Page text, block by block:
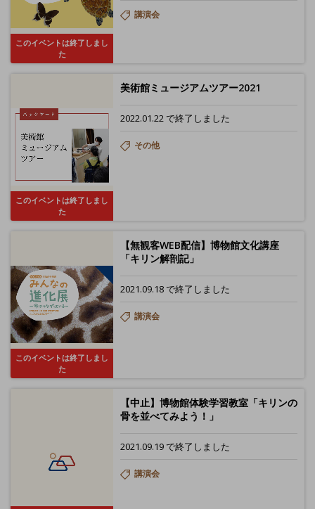
このイベントは終了しまし
た
講演会
このイベントは終了しまし
た
美術館ミュージアムツアー2021
2022.01.22 で終了しました
その他
このイベントは終了しまし
た
【無観客WEB配信】博物館文化講座
「キリン解剖記」
2021.09.18 で終了しました
講演会
【中止】博物館体験学習教室「キリンの
骨を並べてみよう！」
2021.09.19 で終了しました
講演会